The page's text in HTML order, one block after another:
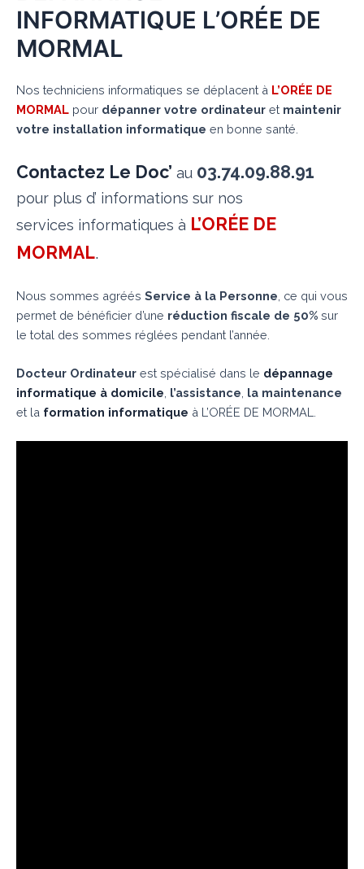
INFORMATIQUE L’ORÉE DE
MORMAL
Nos techniciens informatiques se déplacent à L’ORÉE DE
MORMAL pour dépanner votre ordinateur et maintenir
votre installation informatique en bonne santé.
Contactez Le Doc’ au 03.74.09.88.91
pour plus d’ informations sur nos
services informatiques à L’ORÉE DE
MORMAL.
Nous sommes agréés Service à la Personne , ce qui vous
permet de bénéficier d’une réduction fiscale de 50% sur
le total des sommes réglées pendant l’année.
Docteur Ordinateur est spécialisé dans le dépannage
informatique à domicile l’assistance la maintenance
et la formation informatique à L’ORÉE DE MORMAL.